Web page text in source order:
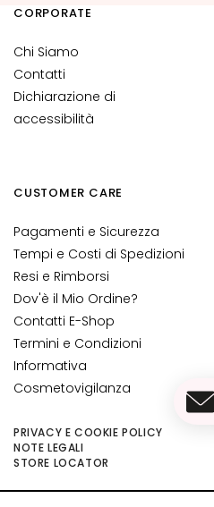
i
o
l
o
S
U
I
O
N
I
P
R
P
l
l
e
s
CORPORATE
Chi Siamo
Contatti
Dichiarazione di
accessibilità
CUSTOMER CARE
Pagamenti e Sicurezza
Tempi e Costi di Spedizioni
Resi e Rimborsi
Dov'è il Mio Ordine?
Contatti E-Shop
Termini e Condizioni
Informativa
Cosmetovigilanza
PRIVACY E COOKIE POLICY
NOTE LEGALI
STORE LOCATOR